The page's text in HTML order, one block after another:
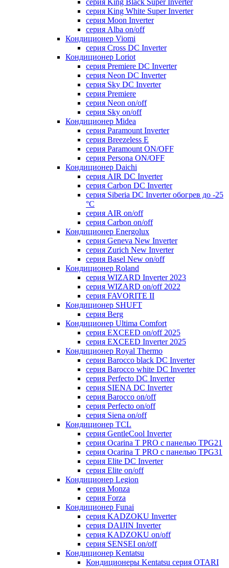
серия King Black Super Inverter
серия King White Super Inverter
серия Moon Inverter
серия Alba on/off
Кондиционер Viomi
серия Cross DC Inverter
Кондиционер Loriot
серия Premiere DC Inverter
серия Neon DC Inverter
серия Sky DC Inverter
серия Premiere
серия Neon on/off
серия Sky on/off
Кондиционер Midea
серия Paramount Inverter
серия Breezeless E
серия Paramount ON/OFF
серия Persona ON/OFF
Кондиционер Daichi
серия AIR DC Inverter
серия Carbon DC Inverter
серия Siberia DC Inverter обогрев до -25
°С
серия AIR on/off
серия Carbon on/off
Кондиционер Energolux
серия Geneva New Inverter
серия Zurich New Inverter
серия Basel New on/off
Кондиционер Roland
серия WIZARD Inverter 2023
серия WIZARD on/off 2022
серия FAVORITE II
Кондиционер SHUFT
серия Berg
Кондиционер Ultima Comfort
серия EXCEED on/off 2025
серия EXCEED Inverter 2025
Кондиционер Royal Thermo
серия Barocco black DC Inverter
серия Barocco white DC Inverter
серия Perfecto DC Inverter
серия SIENA DC Inverter
серия Barocco on/off
серия Perfecto on/off
серия Siena on/off
Кондиционер TCL
серия GentleCool Inverter
серия Ocarina T PRO c панелью TPG21
серия Ocarina T PRO c панелью TPG31
серия Elite DC Inverter
серия Elite on/off
Кондиционер Legion
серия Monza
серия Forza
Кондиционер Funai
серия KADZOKU Inverter
серия DAIJIN Inverter
серия KADZOKU on/off
серия SENSEI on/off
Кондиционер Kentatsu
Кондиционеры Kentatsu серия OTARI